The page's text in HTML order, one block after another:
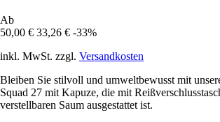
Ab
50,00 € 33,26 € -33%
inkl. MwSt. zzgl. Versandkosten
Bleiben Sie stilvoll und umweltbewusst mit
Squad 27 mit Kapuze, die mit
verstellbaren Saum ausgestattet ist.